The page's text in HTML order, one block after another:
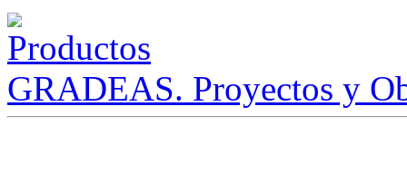
GRADEAS. Proyectos y